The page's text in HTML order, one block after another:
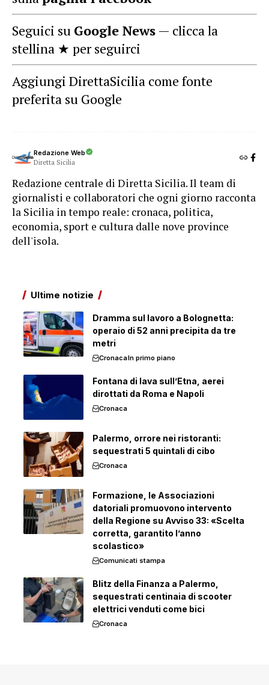
Seguici su Google News — clicca la
stellina ★ per seguirci
Aggiungi DirettaSicilia come fonte
preferita su Google
Redazione Web
Diretta Sicilia
Redazione centrale di Diretta Sicilia. Il team di
giornalisti e collaboratori che ogni giorno racconta
la Sicilia in tempo reale: cronaca, politica,
economia, sport e cultura dalle nove province
dell'isola.
Ultime notizie
Dramma sul lavoro a Bolognetta:
operaio di 52 anni precipita da tre
metri
CronacaIn primo piano
Fontana di lava sull’Etna, aerei
dirottati da Roma e Napoli
Cronaca
Palermo, orrore nei ristoranti:
sequestrati 5 quintali di cibo
Cronaca
Formazione, le Associazioni
datoriali promuovono intervento
della Regione su Avviso 33: «Scelta
corretta, garantito l’anno
scolastico»
Comunicati stampa
Blitz della Finanza a Palermo,
sequestrati centinaia di scooter
elettrici venduti come bici
Cronaca